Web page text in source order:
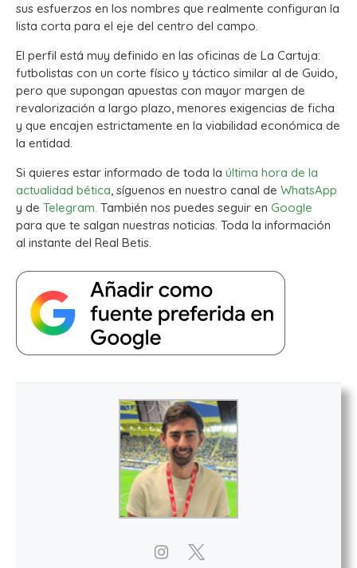
sus esfuerzos en los nombres que realmente configuran la
lista corta para el eje del centro del campo.
El perfil está muy definido en las oficinas de La Cartuja:
futbolistas con un corte físico y táctico similar al de Guido,
pero que supongan apuestas con mayor margen de
revalorización a largo plazo, menores exigencias de ficha
y que encajen estrictamente en la viabilidad económica de
la entidad.
Si quieres estar informado de toda la última hora de la
actualidad bética, síguenos en nuestro canal de WhatsApp
y de Telegram. También nos puedes seguir en Google
para que te salgan nuestras noticias. Toda la información
al instante del Real Betis.